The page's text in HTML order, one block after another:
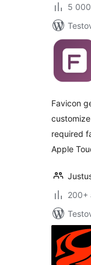
5
Favicon
required
Apple
200+